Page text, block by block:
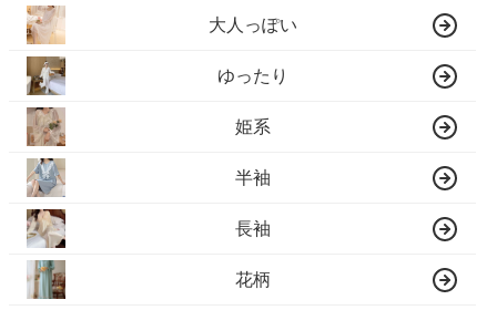
大人っぽい
ゆったり
姫系
半袖
長袖
花柄